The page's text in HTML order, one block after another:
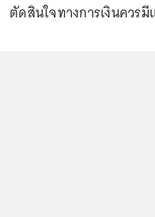
ตัดสินใจทางการเงินควรมี